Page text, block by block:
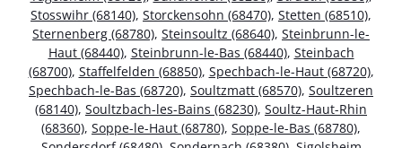
Stosswihr (68140), Storckensohn (68470), Stetten (68510),
Sternenberg (68780), Steinsoultz (68640), Steinbrunn-le-
Haut (68440), Steinbrunn-le-Bas (68440), Steinbach
(68700), Staffelfelden (68850), Spechbach-le-Haut (68720),
Spechbach-le-Bas (68720), Soultzmatt (68570), Soultzeren
(68140), Soultzbach-les-Bains (68230), Soultz-Haut-Rhin
(68360), Soppe-le-Haut (68780), Soppe-le-Bas (68780),